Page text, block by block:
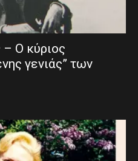
Ο κύριος
γενιάς” των